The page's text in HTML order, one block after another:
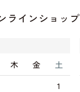
ラインショップ
木 金
土
1